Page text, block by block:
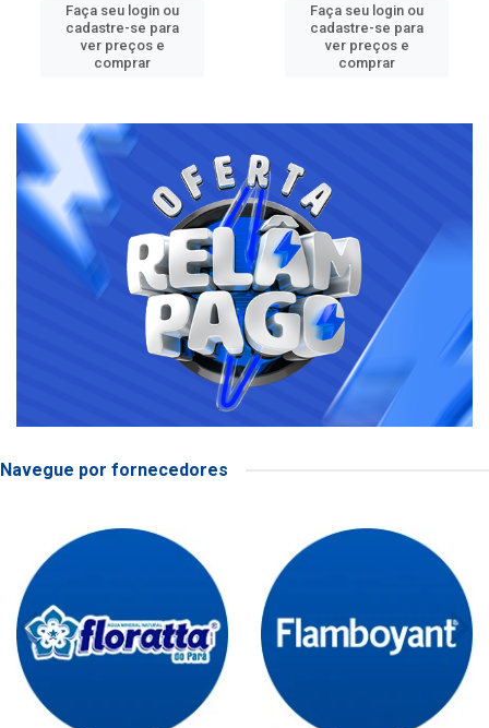
Faça seu login ou
cadastre-se para
ver preços e
comprar
Faça seu login ou
cadastre-se para
ver preços e
comprar
Navegue por fornecedores